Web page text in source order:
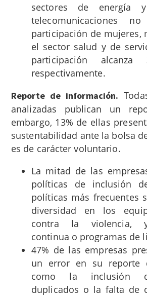
sectores de energía
telecomunicaciones
participación de mujeres,
el sector salud y de
participación
respectivamente.
Reporte de información.
analizadas publican un
embargo, 13% de ellas
sustentabilidad ante la bolsa
es de carácter voluntario.
La mitad de las
políticas de inclusión
políticas más frecuentes
diversidad en los
contra la violencia, y
continua o programas de
47% de las empresas
un error en su reporte
como la inclusión
duplicados o la falta de